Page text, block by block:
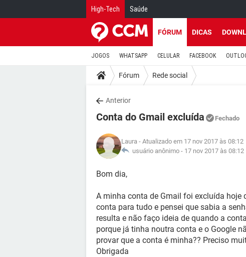
High-Tech Saúde
FÓRUM DICAS
JOGOS WHATSAPP CELULAR FACEBOOK
Fórum Rede social
Anterior
Conta do Gmail excluída Fechado
Laura - Atualizado em 17 nov 2017 às 08:12
usuário anônimo - 17 nov 2017 às 08:12
Bom dia,
A minha conta de Gmail foi excluída hoje
conta para tudo e pensei que sabia a
resulta e não faço ideia de quando a
porque já tinha noutra conta e o Google
provar que a conta é minha?? Preciso
Obrigada